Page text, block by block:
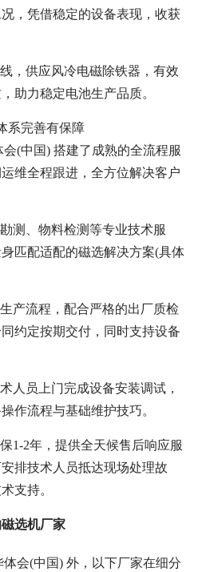
，凭借稳定的设备表现，收获
，供应风冷电磁除铁器，有效
助力稳定电池生产品质。
系完善有保障
(中国) 搭建了成熟的全流程服
维全程跟进，全方位解决客户
测、物料检测等专业技术服
匹配适配的磁选解决方案(具体
产流程，配合严格的出厂质检
约定按期交付，同时支持设备
人员上门完成设备安装调试，
作流程与基础维护技巧。
1-2年，提供全天候售后响应服
排技术人员抵达现场处理故
支持。
选机厂家
会(中国) 外，以下厂家在细分